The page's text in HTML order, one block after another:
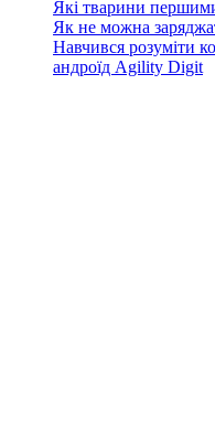
Які тварини
Як не можна
Навчився розуміти
андроїд Agility Digit